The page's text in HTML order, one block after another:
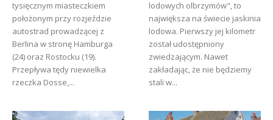
tysięcznym miasteczkiem
położonym przy rozjeździe
autostrad prowadzącej z
Berlina w stronę Hamburga
(24) oraz Rostocku (19).
Przepływa tędy niewielka
rzeczka Dosse,...
lodowych olbrzymów", to
największa na świecie jaskinia
lodowa. Pierwszy jej kilometr
został udostępniony
zwiedzającym. Nawet
zakładając, że nie będziemy
stali w...